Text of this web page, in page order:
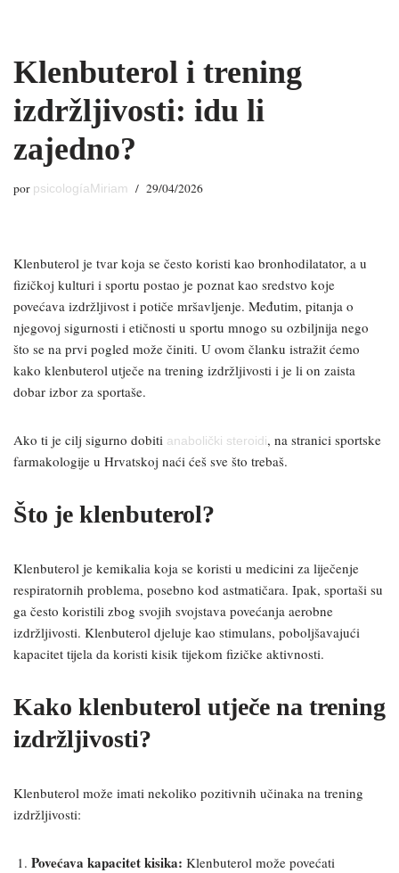
al
contenido
Klenbuterol i trening
izdržljivosti: idu li
zajedno?
por psicologíaMiriam 29/04/2026
Klenbuterol je tvar koja se često koristi kao bronhodilatator, a u
fizičkoj kulturi i sportu postao je poznat kao sredstvo koje
povećava izdržljivost i potiče mršavljenje. Međutim, pitanja o
njegovoj sigurnosti i etičnosti u sportu mnogo su ozbiljnija nego
što se na prvi pogled može činiti. U ovom članku istražit ćemo
kako klenbuterol utječe na trening izdržljivosti i je li on zaista
dobar izbor za sportaše.
Ako ti je cilj sigurno dobiti anabolički steroidi, na stranici sportske
farmakologije u Hrvatskoj naći ćeš sve što trebaš.
Što je klenbuterol?
Klenbuterol je kemikalia koja se koristi u medicini za liječenje
respiratornih problema, posebno kod astmatičara. Ipak, sportaši su
ga često koristili zbog svojih svojstava povećanja aerobne
izdržljivosti. Klenbuterol djeluje kao stimulans, poboljšavajući
kapacitet tijela da koristi kisik tijekom fizičke aktivnosti.
Kako klenbuterol utječe na trening
izdržljivosti?
Klenbuterol može imati nekoliko pozitivnih učinaka na trening
izdržljivosti:
Povećava kapacitet kisika: Klenbuterol može povećati